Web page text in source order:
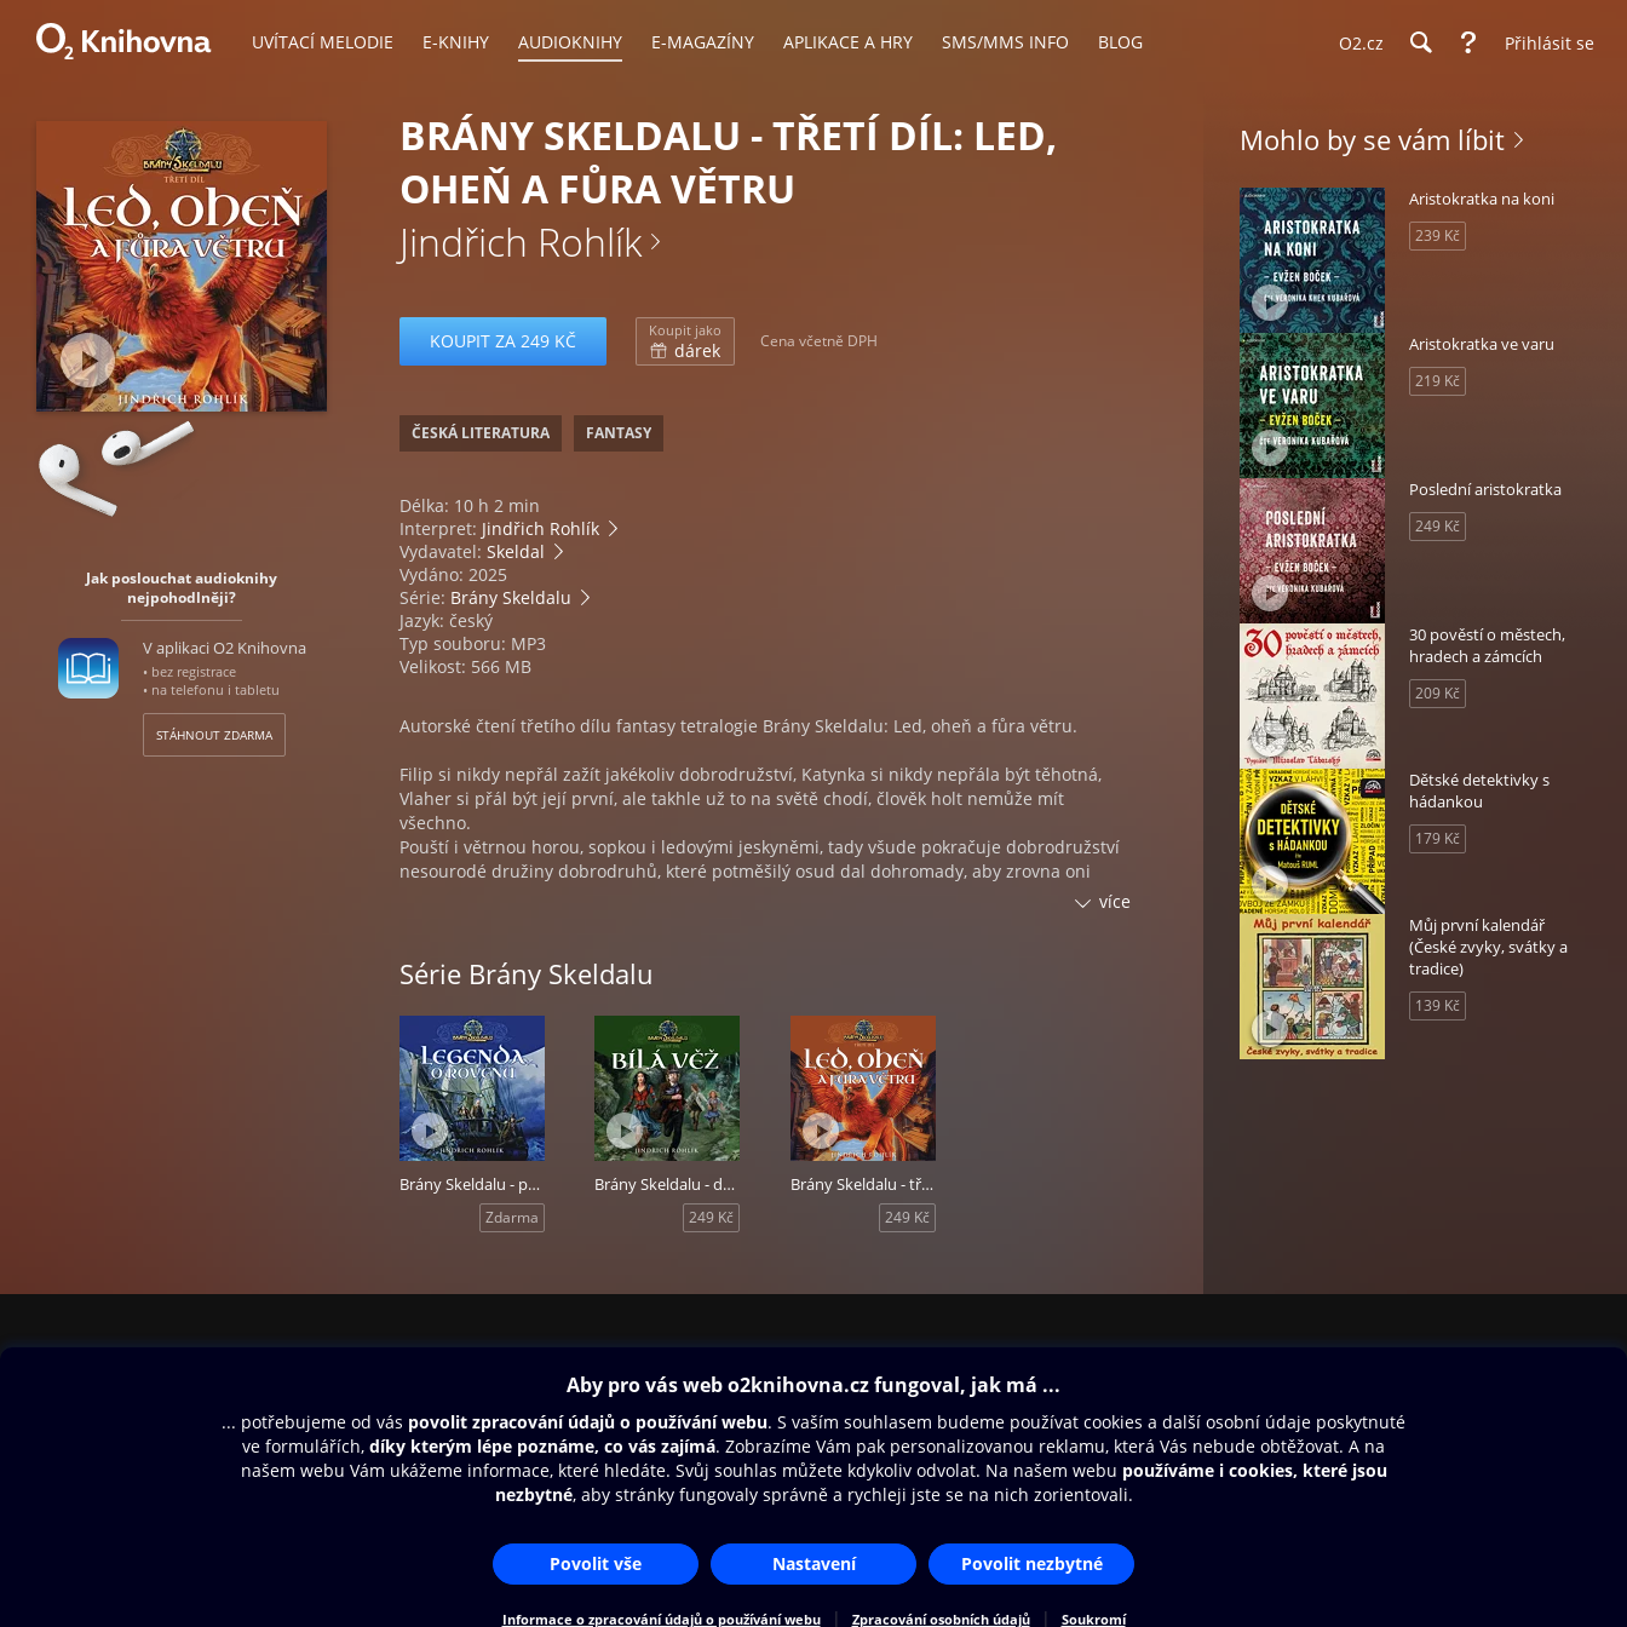
UVÍTACÍ MELODIE E-KNIHY AUDIOKNIHY E-MAGAZÍNY APLIKACE A HRY SMS/MMS INFO BLOG O2.cz Přihlásit se
Jak poslouchat audioknihy
nejpohodlněji?
V aplikaci O2 Knihovna
• bez registrace
• na telefonu i tabletu
STÁHNOUT ZDARMA
BRÁNY SKELDALU - TŘETÍ DÍL: LED,
OHEŇ A FŮRA VĚTRU
Jindřich Rohlík
KOUPIT ZA 249 KČ Koupit jako
dárek Cena včetně DPH
ČESKÁ LITERATURA FANTASY
Délka: 10 h 2 min
Interpret: Jindřich Rohlík
Vydavatel: Skeldal
Vydáno: 2025
Série: Brány Skeldalu
Jazyk: český
Typ souboru: MP3
Velikost: 566 MB
Autorské čtení třetího dílu fantasy tetralogie Brány Skeldalu: Led, oheň a fůra větru.
Filip si nikdy nepřál zažít jakékoliv dobrodružství, Katynka si nikdy nepřála být těhotná,
Vlaher si přál být její první, ale takhle už to na světě chodí, člověk holt nemůže mít
všechno.
Pouští i větrnou horou, sopkou i ledovými jeskyněmi, tady všude pokračuje dobrodružství
nesourodé družiny dobrodruhů, které potměšilý osud dal dohromady, aby zrovna oni
Terryho Pratchetta.
Natočeno ve studiu Retro Nation.
Audiokniha Brány Skeldalu - třetí díl: Led, oheň a fůra větru. Čte autor Jindřich Rohlík.
více
Série Brány Skeldalu
Brány Skeldalu - první díl: Legenda o Rovenu
Zdarma
Brány Skeldalu - druhý díl: Bílá věž
249 Kč
Brány Skeldalu - třetí díl: Led, oheň a fůra větru
249 Kč
Mohlo by se vám líbit
Aristokratka na koni
239 Kč
Aristokratka ve varu
219 Kč
Poslední aristokratka
249 Kč
30 pověstí o městech,
hradech a zámcích
209 Kč
Dětské detektivky s
hádankou
179 Kč
Můj první kalendář
(České zvyky, svátky a
tradice)
139 Kč
Aplikace a hry
SMS/MMS Info
Blog
Dárkový poukaz
Nápověda
Napište nám
Oneplay Originály
Sport
Nákupní řád Přístupnost Zásady zpracování osobních údajů Cookies Nastavení cookies